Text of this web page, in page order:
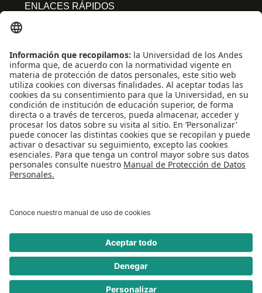
ENLACES RÁPIDOS
Convivencia y transparencia
Emergencias: Extensión 0000
Eventos destacados
Mapa del Sitio
Multimedia
Noticias
Preguntas frecuentes
Reconocimiento como Universidad: Decreto 1297 del 30 de mayo de 1964.
Minjusticia.
© - Derechos Reservados Universidad de los Andes